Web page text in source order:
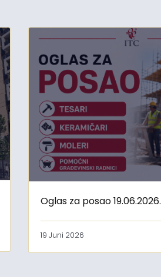
Oglas za posao 19.06.2026.
19 Juni 2026